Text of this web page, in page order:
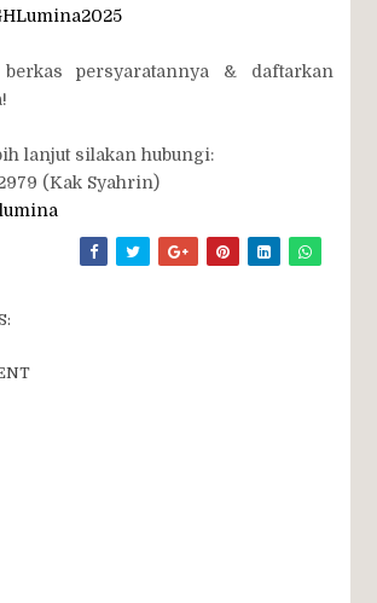
persyaratannya & daftarkan
lanjut silakan hubungi:
(Kak Syahrin)